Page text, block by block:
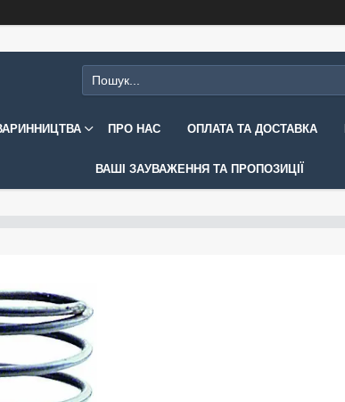
ПРО НАС ОПЛАТА ТА ДОСТАВКА
ВАШІ ЗАУВАЖЕННЯ ТА ПРОПОЗИЦІЇ